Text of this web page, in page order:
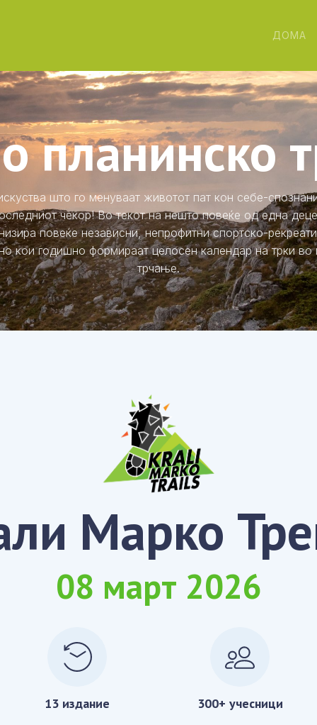
ДОМА
планинско
што го менуваат животот пат кон себе-
чекор! Во текот на нешто повеќе од една
повеќе независни, непрофитни спортско-
кои годишно формираат целосен календар на трки во
трчање.
Марко
08 март 2026
13 издание 300+ учесници